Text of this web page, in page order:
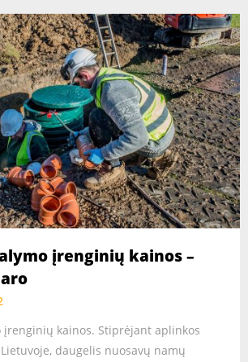
įrenginių kainos –
įrenginių kainos. Stiprėjant aplinkos
daugelis nuosavų namų